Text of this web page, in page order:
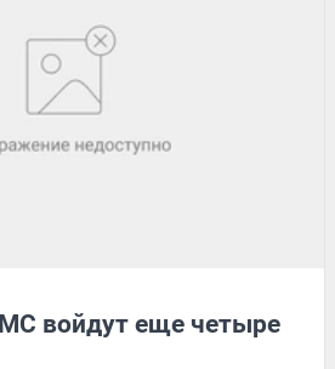
войдут еще четыре